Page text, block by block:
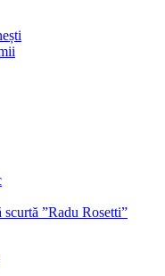
”Radu Rosetti”